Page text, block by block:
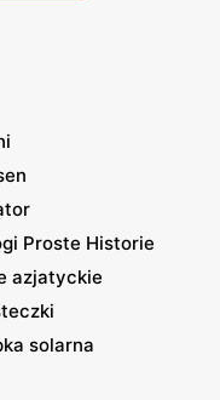
Proste Historie
azjatyckie
solarna